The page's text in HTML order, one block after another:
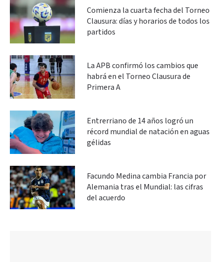
Comienza la cuarta fecha del Torneo
Clausura: días y horarios de todos los
partidos
La APB confirmó los cambios que
habrá en el Torneo Clausura de
Primera A
Entrerriano de 14 años logró un
récord mundial de natación en aguas
gélidas
Facundo Medina cambia Francia por
Alemania tras el Mundial: las cifras
del acuerdo